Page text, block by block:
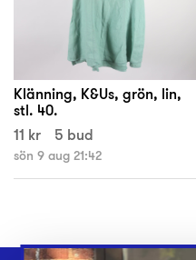
Klänning, K&Us, grön, lin,
stl. 40.
11 kr
5 bud
sön 9 aug 21:42